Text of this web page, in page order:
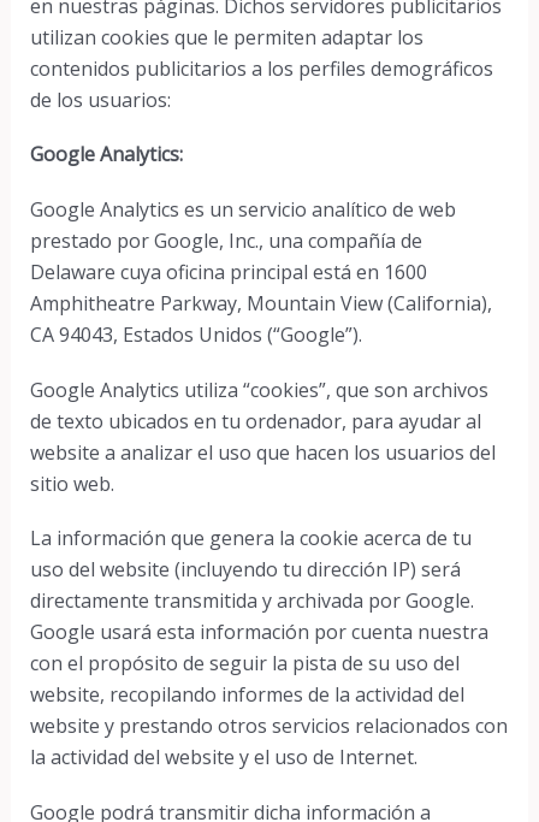
en nuestras páginas. Dichos servidores publicitarios
utilizan cookies que le permiten adaptar los
contenidos publicitarios a los perfiles demográficos
de los usuarios:
Google Analytics:
Google Analytics es un servicio analítico de web
prestado por Google, Inc., una compañía de
Delaware cuya oficina principal está en 1600
Amphitheatre Parkway, Mountain View (California),
CA 94043, Estados Unidos (“Google”).
Google Analytics utiliza “cookies”, que son archivos
de texto ubicados en tu ordenador, para ayudar al
website a analizar el uso que hacen los usuarios del
sitio web.
La información que genera la cookie acerca de tu
uso del website (incluyendo tu dirección IP) será
directamente transmitida y archivada por Google.
Google usará esta información por cuenta nuestra
con el propósito de seguir la pista de su uso del
website, recopilando informes de la actividad del
website y prestando otros servicios relacionados con
la actividad del website y el uso de Internet.
Google podrá transmitir dicha información a